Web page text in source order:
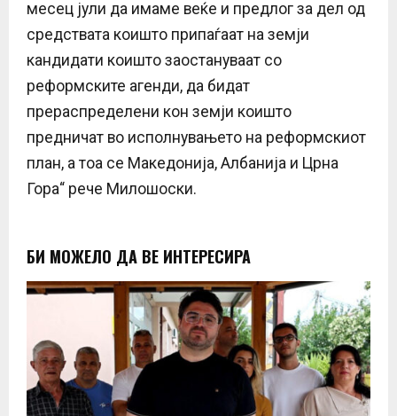
месец јули да имаме веќе и предлог за дел од
средствата коишто припаѓаат на земји
кандидати коишто заостануваат со
реформските агенди, да бидат
прераспределени кон земји коишто
предничат во исполнувањето на реформскиот
план, а тоа се Македонија, Албанија и Црна
Гора“ рече Милошоски.
БИ МОЖЕЛО ДА ВЕ ИНТЕРЕСИРА